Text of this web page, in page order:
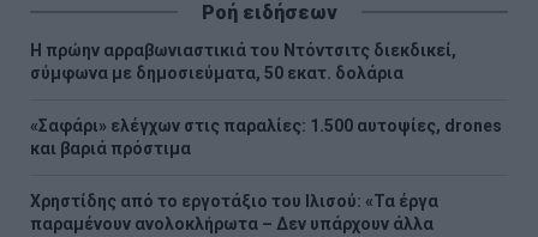
Ροή ειδήσεων
Η πρώην αρραβωνιαστικιά του Ντόντσιτς διεκδικεί,
σύμφωνα με δημοσιεύματα, 50 εκατ. δολάρια
«Σαφάρι» ελέγχων στις παραλίες: 1.500 αυτοψίες, drones
και βαριά πρόστιμα
Χρηστίδης από το εργοτάξιο του Ιλισού: «Τα έργα
παραμένουν ανολοκλήρωτα – Δεν υπάρχουν άλλα